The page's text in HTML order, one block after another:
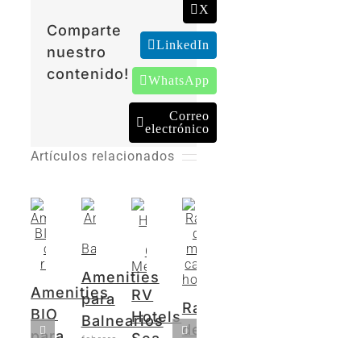
Comparte
nuestro
contenido!
X
LinkedIn
WhatsApp
Correo
electrónico
Artículos relacionados
Amenities
BIO
Amenities
para
Balnearios
RV
Hotels
Ranking
de